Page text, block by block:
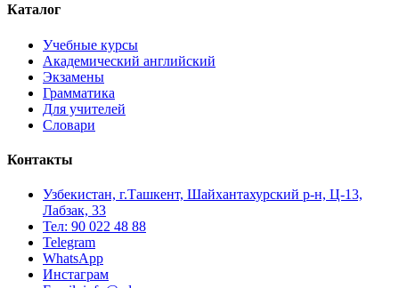
Каталог
Учебные курсы
Академический английский
Экзамены
Грамматика
Для учителей
Словари
Контакты
Узбекистан, г.Ташкент, Шайхантахурский р-н, Ц-13,
Лабзак, 33
Тел: 90 022 48 88
Telegram
WhatsApp
Инстаграм